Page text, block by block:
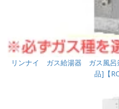
リンナイ ガス給湯器 ガス風呂
品]【